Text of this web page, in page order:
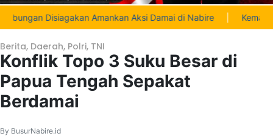
Amankan Aksi Damai di Nabire | Kematian Pemuda
Berita, Daerah, Polri, TNI
Konflik Topo 3 Suku Besar di
Papua Tengah Sepakat
Berdamai
By BusurNabire.id